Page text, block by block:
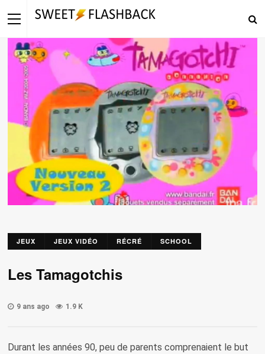
JEUX JEUX VIDÉO RÉCRÉ SCHOOL
Les Tamagotchis
9 ans ago 1.9 K
Durant les années 90, peu de parents comprenaient le but